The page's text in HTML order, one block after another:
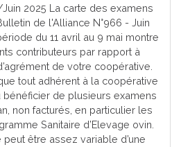
2025 La carte des examens
de l'Alliance N°966 - Juin
du 11 avril au 9 mai montre
contributeurs par rapport à
de votre coopérative.
tout adhérent à la coopérative
de plusieurs examens
non facturés, en particulier les
Sanitaire d’Elevage ovin.
être assez variable d’une